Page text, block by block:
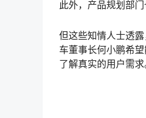
此外，产品规划部
但这些知情人士透
车董事长何小鹏希
了解真实的用户需求